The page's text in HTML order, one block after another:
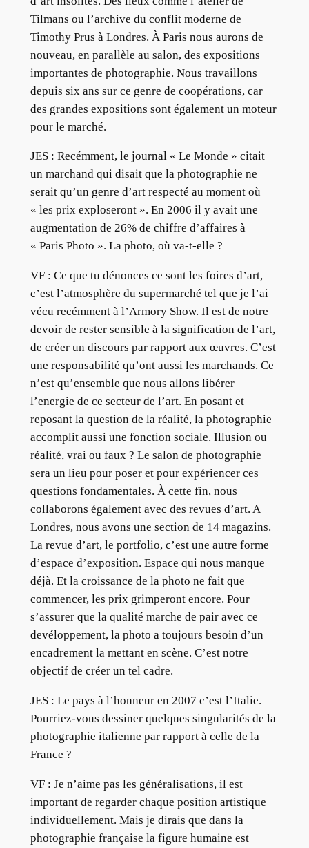
Tilmans ou l’archive du conflit moderne de
Timothy Prus à Londres. À Paris nous aurons de
nouveau, en parallèle au salon, des expositions
importantes de photographie. Nous travaillons
depuis six ans sur ce genre de coopérations, car
des grandes expositions sont également un moteur
pour le marché.
JES : Recémment, le journal « Le Monde » citait
un marchand qui disait que la photographie ne
serait qu’un genre d’art respecté au moment où
« les prix exploseront ». En 2006 il y avait une
augmentation de 26% de chiffre d’affaires à
« Paris Photo ». La photo, où va-t-elle ?
VF : Ce que tu dénonces ce sont les foires d’art,
c’est l’atmosphère du supermarché tel que je l’ai
vécu recémment à l’Armory Show. Il est de notre
devoir de rester sensible à la signification de l’art,
de créer un discours par rapport aux œuvres. C’est
une responsabilité qu’ont aussi les marchands. Ce
n’est qu’ensemble que nous allons libérer
l’energie de ce secteur de l’art. En posant et
reposant la question de la réalité, la photographie
accomplit aussi une fonction sociale. Illusion ou
réalité, vrai ou faux ? Le salon de photographie
sera un lieu pour poser et pour expériencer ces
questions fondamentales. À cette fin, nous
collaborons également avec des revues d’art. A
Londres, nous avons une section de 14 magazins.
La revue d’art, le portfolio, c’est une autre forme
d’espace d’exposition. Espace qui nous manque
déjà. Et la croissance de la photo ne fait que
commencer, les prix grimperont encore. Pour
s’assurer que la qualité marche de pair avec ce
devéloppement, la photo a toujours besoin d’un
encadrement la mettant en scène. C’est notre
objectif de créer un tel cadre.
JES : Le pays à l’honneur en 2007 c’est l’Italie.
Pourriez-vous dessiner quelques singularités de la
photographie italienne par rapport à celle de la
France ?
VF : Je n’aime pas les généralisations, il est
important de regarder chaque position artistique
individuellement. Mais je dirais que dans la
photographie française la figure humaine est